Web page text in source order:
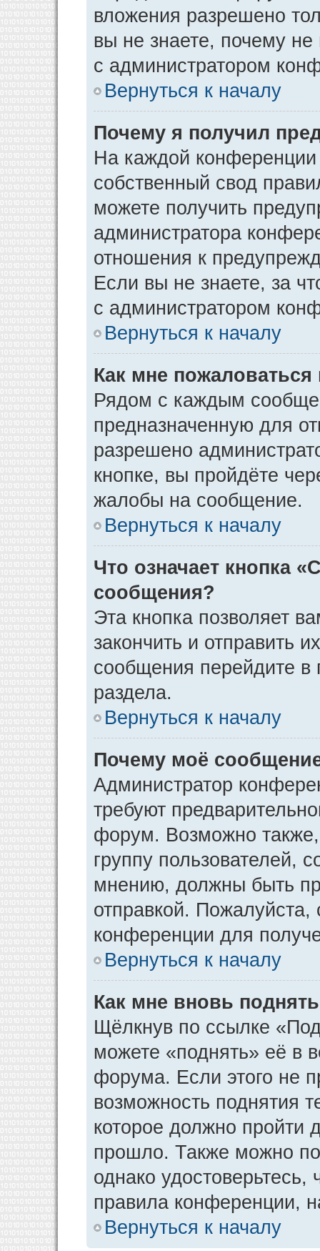
вложения разрешено
вы не знаете, почему
с администратором
Вернуться к началу
Почему я получил
На каждой конференции
собственный свод
можете получить
администратора
отношения к
Если вы не знаете, за
с администратором
Вернуться к началу
Как мне
Рядом с каждым
предназначенную для
разрешено
кнопке, вы пройдёте
жалобы на сообщение.
Вернуться к началу
Что означает кнопка
сообщения?
Эта кнопка позволяет
закончить и отправить
сообщения перейдите в
раздела.
Вернуться к началу
Почему моё
Администратор
требуют
форум. Возможно
группу пользователей,
мнению, должны быть
отправкой.
конференции для
Вернуться к началу
Как мне вновь
Щёлкнув по ссылке
можете «поднять» её в
форума. Если этого не
возможность поднятия
которое должно пройти
прошло. Также можно
однако
правила конференции,
Вернуться к началу